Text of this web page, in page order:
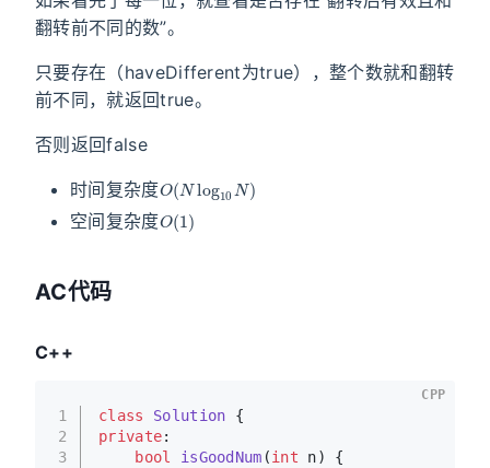
翻转前不同的数”。
只要存在（haveDifferent为true），整个数就和翻转
前不同，就返回true。
否则返回false
时间复杂度
空间复杂度
(
AC代码
C++
1
2
3
class Solution {
private:
bool
isGoodNum (int n)
{
CPP